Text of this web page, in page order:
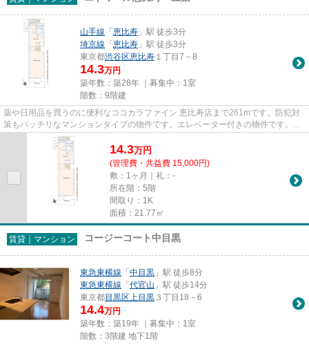
山手線 「 恵比寿 」駅 徒歩3分
埼京線 「 恵比寿 」駅 徒歩3分
東京都渋谷区恵比寿 １丁目7－8
14.3万円
築年数：築28年 ｜募集中： 1室
階数：9階建
薬や日用品を買うのに便利なココカラファイン 恵比寿店まで261mです。防犯対
策もバッチリなマンションタイプの物件です。エレベーター付きの物件です。駅
まで徒歩3分の位置に立地する...
14.3万円
(管理費・共益費 15,000円)
敷：1ヶ月｜礼：-
所在階：5階
間取り：1K
面積：21.77㎡
賃貸｜マンション コージーコート中目黒
東急東横線 「 中目黒 」駅 徒歩8分
東急東横線 「 代官山 」駅 徒歩14分
東京都目黒区上目黒 ３丁目18－6
14.4万円
築年数：築19年 ｜募集中： 1室
階数：3階建 地下1階